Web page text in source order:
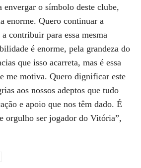
envergar o símbolo deste clube,
enorme. Quero continuar a
contribuir para essa mesma
é enorme, pela grandeza do
que isso acarreta, mas é essa
me motiva. Quero dignificar este
aos nossos adeptos que tudo
e apoio que nos têm dado. É
orgulho ser jogador do Vitória”,